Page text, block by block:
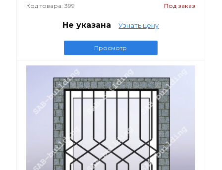
Код товара: 399 Под заказ
Не указана Узнать цену
Просмотр